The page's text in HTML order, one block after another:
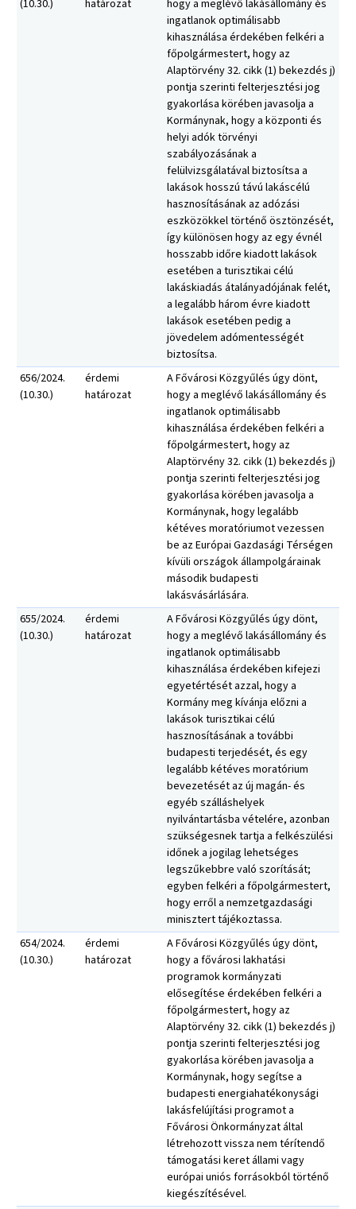
(10.30.) határozat
hogy a meglévő lakásállomány és
ingatlanok optimálisabb
kihasználása érdekében felkéri a
főpolgármestert, hogy az
Alaptörvény 32. cikk (1) bekezdés j)
pontja szerinti felterjesztési jog
gyakorlása körében javasolja a
Kormánynak, hogy a központi és
helyi adók törvényi
szabályozásának a
felülvizsgálatával biztosítsa a
lakások hosszú távú lakáscélú
hasznosításának az adózási
eszközökkel történő ösztönzését,
így különösen hogy az egy évnél
hosszabb időre kiadott lakások
esetében a turisztikai célú
lakáskiadás átalányadójának felét,
a legalább három évre kiadott
lakások esetében pedig a
jövedelem adómentességét
biztosítsa.
656/2024.
(10.30.)
érdemi
határozat
A Fővárosi Közgyűlés úgy dönt,
hogy a meglévő lakásállomány és
ingatlanok optimálisabb
kihasználása érdekében felkéri a
főpolgármestert, hogy az
Alaptörvény 32. cikk (1) bekezdés j)
pontja szerinti felterjesztési jog
gyakorlása körében javasolja a
Kormánynak, hogy legalább
kétéves moratóriumot vezessen
be az Európai Gazdasági Térségen
kívüli országok állampolgárainak
második budapesti
lakásvásárlására.
655/2024.
(10.30.)
érdemi
határozat
A Fővárosi Közgyűlés úgy dönt,
hogy a meglévő lakásállomány és
ingatlanok optimálisabb
kihasználása érdekében kifejezi
egyetértését azzal, hogy a
Kormány meg kívánja előzni a
lakások turisztikai célú
hasznosításának a további
budapesti terjedését, és egy
legalább kétéves moratórium
bevezetését az új magán- és
egyéb szálláshelyek
nyilvántartásba vételére, azonban
szükségesnek tartja a felkészülési
időnek a jogilag lehetséges
legszűkebbre való szorítását;
egyben felkéri a főpolgármestert,
hogy erről a nemzetgazdasági
minisztert tájékoztassa.
654/2024.
(10.30.)
érdemi
határozat
A Fővárosi Közgyűlés úgy dönt,
hogy a fővárosi lakhatási
programok kormányzati
elősegítése érdekében felkéri a
főpolgármestert, hogy az
Alaptörvény 32. cikk (1) bekezdés j)
pontja szerinti felterjesztési jog
gyakorlása körében javasolja a
Kormánynak, hogy segítse a
budapesti energiahatékonysági
lakásfelújítási programot a
Fővárosi Önkormányzat által
létrehozott vissza nem térítendő
támogatási keret állami vagy
európai uniós forrásokból történő
kiegészítésével.